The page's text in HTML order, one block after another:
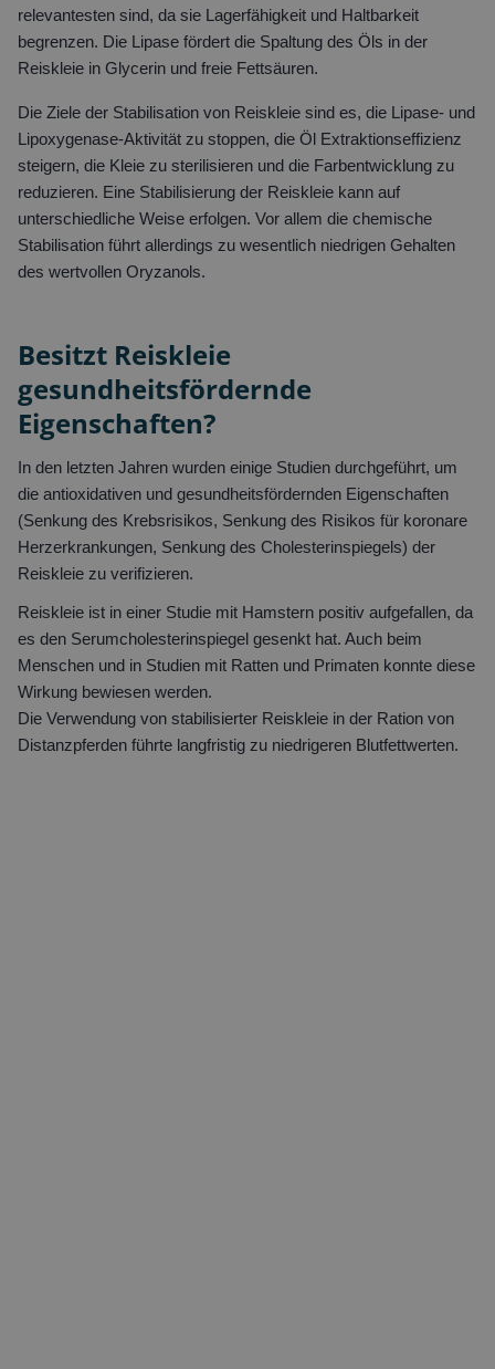
relevantesten sind, da sie Lagerfähigkeit und Haltbarkeit
begrenzen. Die Lipase fördert die Spaltung des Öls in der
Reiskleie in Glycerin und freie Fettsäuren.
Die Ziele der Stabilisation von Reiskleie sind es, die Lipase- und
Lipoxygenase-Aktivität zu stoppen, die Öl Extraktionseffizienz
steigern, die Kleie zu sterilisieren und die Farbentwicklung zu
reduzieren. Eine Stabilisierung der Reiskleie kann auf
unterschiedliche Weise erfolgen. Vor allem die chemische
Stabilisation führt allerdings zu wesentlich niedrigen Gehalten
des wertvollen Oryzanols.
Besitzt Reiskleie
gesundheitsfördernde
Eigenschaften?
In den letzten Jahren wurden einige Studien durchgeführt, um
die antioxidativen und gesundheitsfördernden Eigenschaften
(Senkung des Krebsrisikos, Senkung des Risikos für koronare
Herzerkrankungen, Senkung des Cholesterinspiegels) der
Reiskleie zu verifizieren.
Reiskleie ist in einer Studie mit Hamstern positiv aufgefallen, da
es den Serumcholesterinspiegel gesenkt hat. Auch beim
Menschen und in Studien mit Ratten und Primaten konnte diese
Wirkung bewiesen werden.
Die Verwendung von stabilisierter Reiskleie in der Ration von
Distanzpferden führte langfristig zu niedrigeren Blutfettwerten.